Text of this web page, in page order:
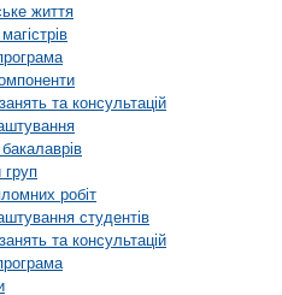
життя
та консультацій
груп
робіт
студентів
та консультацій